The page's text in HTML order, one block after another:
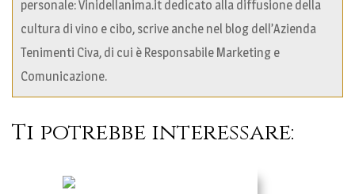
personale: Vinidellanima.it dedicato alla diffusione della
cultura di vino e cibo, scrive anche nel blog dell’Azienda
Tenimenti Civa, di cui è Responsabile Marketing e
Comunicazione.
Ti potrebbe interessare: